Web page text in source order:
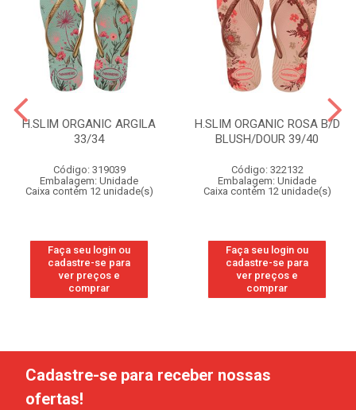
H.SLIM ORGANIC ARGILA
33/34
Código: 319039
Embalagem: Unidade
Caixa contém 12 unidade(s)
Faça seu login ou
cadastre-se para
ver preços e
comprar
H.SLIM ORGANIC ROSA B/D
BLUSH/DOUR 39/40
Código: 322132
Embalagem: Unidade
Caixa contém 12 unidade(s)
Faça seu login ou
cadastre-se para
ver preços e
comprar
Cadastre-se para receber nossas
ofertas!